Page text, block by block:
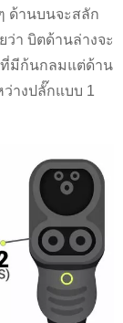
ด้านบนจะสลัก
า บิตด้านล่างจะ
ที่มีก้นกลมแต่ด้าน
างปลั๊กแบบ 1